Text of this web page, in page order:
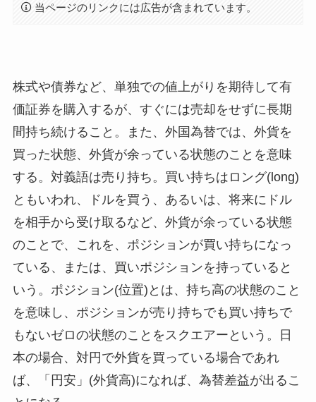
当ページのリンクには広告が含まれています。
株式や債券など、単独での値上がりを期待して有
価証券を購入するが、すぐには売却をせずに長期
間持ち続けること。また、外国為替では、外貨を
買った状態、外貨が余っている状態のことを意味
する。対義語は売り持ち。買い持ちはロング(long)
ともいわれ、ドルを買う、あるいは、将来にドル
を相手から受け取るなど、外貨が余っている状態
のことで、これを、ポジションが買い持ちになっ
ている、または、買いポジションを持っていると
いう。ポジション(位置)とは、持ち高の状態のこと
を意味し、ポジションが売り持ちでも買い持ちで
もないゼロの状態のことをスクエアーという。日
本の場合、対円で外貨を買っている場合であれ
ば、「円安」(外貨高)になれば、為替差益が出るこ